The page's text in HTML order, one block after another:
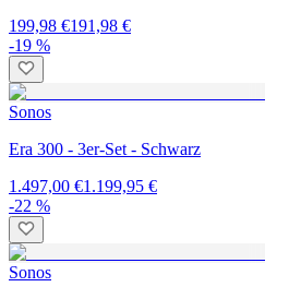
199,98 €191,98 €
-19 %
Sonos
Era 300 - 3er-Set - Schwarz
1.497,00 €1.199,95 €
-22 %
Sonos